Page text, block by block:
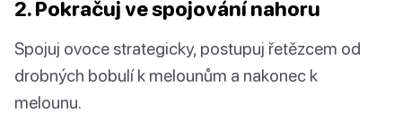
2. Pokračuj ve spojování nahoru
Spojuj ovoce strategicky, postupuj řetězcem od
drobných bobulí k melounům a nakonec k
melounu.